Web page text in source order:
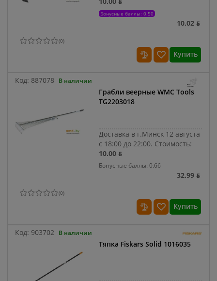
Бонусные баллы: 0.50
10.02 ƃ
(0)
Купить
Код: 887078 В наличии
Грабли веерные WMC Tools
TG2203018
Доставка в г.Минск 12 августа
с 18:00 до 22:00. Стоимость:
10.00 ƃ
Бонусные баллы: 0.66
32.99 ƃ
(0)
Купить
Код: 903702 В наличии
Тяпка Fiskars Solid 1016035